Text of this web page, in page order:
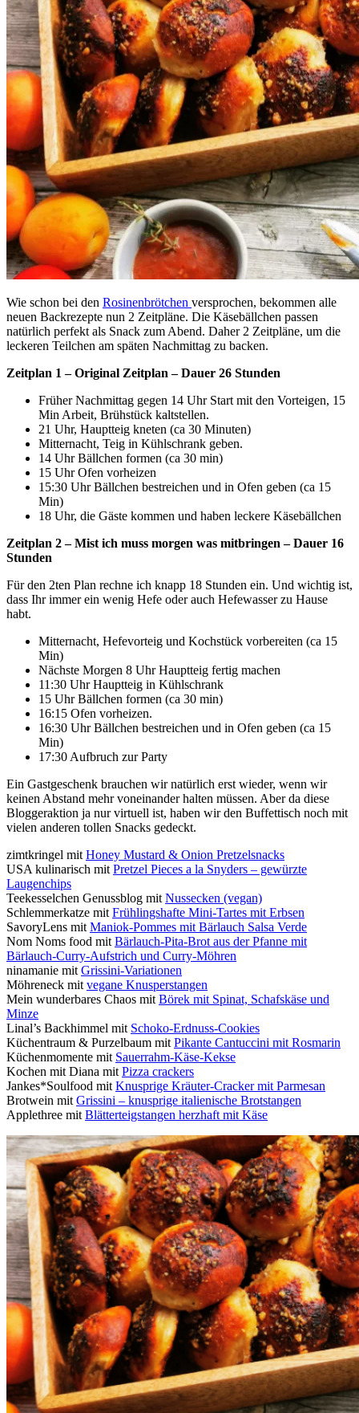
Wie schon bei den Rosinenbrötchen versprochen, bekommen alle
neuen Backrezepte nun 2 Zeitpläne. Die Käsebällchen passen
natürlich perfekt als Snack zum Abend. Daher 2 Zeitpläne, um die
leckeren Teilchen am späten Nachmittag zu backen.
Zeitplan 1 – Original Zeitplan – Dauer 26 Stunden
Früher Nachmittag gegen 14 Uhr Start mit den Vorteigen, 15
Min Arbeit, Brühstück kaltstellen.
21 Uhr, Hauptteig kneten (ca 30 Minuten)
Mitternacht, Teig in Kühlschrank geben.
14 Uhr Bällchen formen (ca 30 min)
15 Uhr Ofen vorheizen
15:30 Uhr Bällchen bestreichen und in Ofen geben (ca 15
Min)
18 Uhr, die Gäste kommen und haben leckere Käsebällchen
Zeitplan 2 – Mist ich muss morgen was mitbringen – Dauer 16
Stunden
Für den 2ten Plan rechne ich knapp 18 Stunden ein. Und wichtig ist,
dass Ihr immer ein wenig Hefe oder auch Hefewasser zu Hause
habt.
Mitternacht, Hefevorteig und Kochstück vorbereiten (ca 15
Min)
Nächste Morgen 8 Uhr Hauptteig fertig machen
11:30 Uhr Hauptteig in Kühlschrank
15 Uhr Bällchen formen (ca 30 min)
16:15 Ofen vorheizen.
16:30 Uhr Bällchen bestreichen und in Ofen geben (ca 15
Min)
17:30 Aufbruch zur Party
Ein Gastgeschenk brauchen wir natürlich erst wieder, wenn wir
keinen Abstand mehr voneinander halten müssen. Aber da diese
Bloggeraktion ja nur virtuell ist, haben wir den Buffettisch noch mit
vielen anderen tollen Snacks gedeckt.
zimtkringel mit Honey Mustard & Onion Pretzelsnacks
USA kulinarisch mit Pretzel Pieces a la Snyders – gewürzte
Laugenchips
Teekesselchen Genussblog mit Nussecken (vegan)
Schlemmerkatze mit Frühlingshafte Mini-Tartes mit Erbsen
SavoryLens mit Maniok-Pommes mit Bärlauch Salsa Verde
Nom Noms food mit Bärlauch-Pita-Brot aus der Pfanne mit
Bärlauch-Curry-Aufstrich und Curry-Möhren
ninamanie mit Grissini-Variationen
Möhreneck mit vegane Knusperstangen
Mein wunderbares Chaos mit Börek mit Spinat, Schafskäse und
Minze
Linal’s Backhimmel mit Schoko-Erdnuss-Cookies
Küchentraum & Purzelbaum mit Pikante Cantuccini mit Rosmarin
Küchenmomente mit Sauerrahm-Käse-Kekse
Kochen mit Diana mit Pizza crackers
Jankes*Soulfood mit Knusprige Kräuter-Cracker mit Parmesan
Brotwein mit Grissini – knusprige italienische Brotstangen
Applethree mit Blätterteigstangen herzhaft mit Käse